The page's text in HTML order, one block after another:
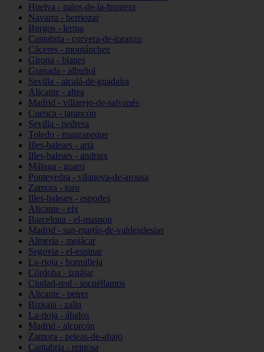
Huelva - palos-de-la-frontera
Navarra - berriozar
Burgos - lerma
Cantabria - corvera-de-toranzo
Cáceres - montánchez
Girona - blanes
Granada - albuñol
Sevilla - alcalá-de-guadaíra
Alicante - altea
Madrid - villarejo-de-salvanés
Cuenca - tarancón
Sevilla - pedrera
Toledo - manzaneque
Illes-balears - artà
Illes-balears - andratx
Málaga - guaro
Pontevedra - vilanova-de-arousa
Zamora - toro
Illes-balears - esporles
Alicante - elx
Barcelona - el-masnou
Madrid - san-martín-de-valdeiglesias
Almería - mojácar
Segovia - el-espinar
La-rioja - hormilleja
Córdoba - iznájar
Ciudad-real - socuéllamos
Alicante - petrer
Bizkaia - zalla
La-rioja - ábalos
Madrid - alcorcón
Zamora - peleas-de-abajo
Cantabria - reinosa